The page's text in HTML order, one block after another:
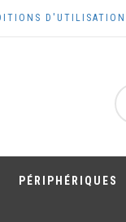
D'UTILISATION
PÉRIPHÉRIQUES